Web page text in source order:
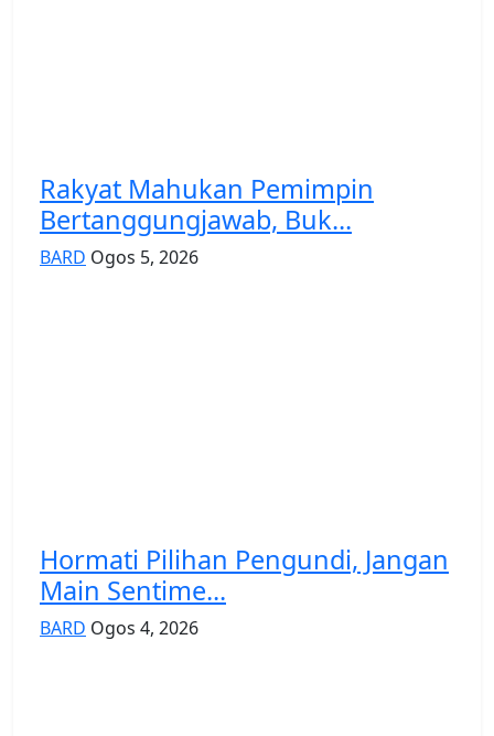
Rakyat Mahukan Pemimpin
Bertanggungjawab, Buk...
BARD Ogos 5, 2026
Hormati Pilihan Pengundi, Jangan
Main Sentime...
BARD Ogos 4, 2026